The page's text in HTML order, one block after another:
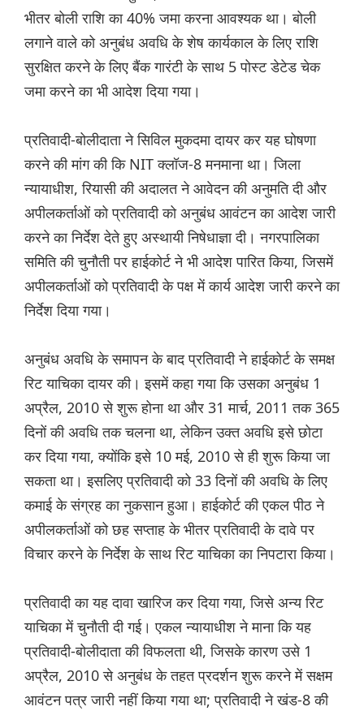
भीतर बोली राशि का 40% जमा करना आवश्यक था। बोली
लगाने वाले को अनुबंध अवधि के शेष कार्यकाल के लिए राशि
सुरक्षित करने के लिए बैंक गारंटी के साथ 5 पोस्ट डेटेड चेक
जमा करने का भी आदेश दिया गया।
प्रतिवादी-बोलीदाता ने सिविल मुकदमा दायर कर यह घोषणा
करने की मांग की कि NIT क्लॉज-8 मनमाना था। जिला
न्यायाधीश, रियासी की अदालत ने आवेदन की अनुमति दी और
अपीलकर्ताओं को प्रतिवादी को अनुबंध आवंटन का आदेश जारी
करने का निर्देश देते हुए अस्थायी निषेधाज्ञा दी। नगरपालिका
समिति की चुनौती पर हाईकोर्ट ने भी आदेश पारित किया, जिसमें
अपीलकर्ताओं को प्रतिवादी के पक्ष में कार्य आदेश जारी करने का
निर्देश दिया गया।
अनुबंध अवधि के समापन के बाद प्रतिवादी ने हाईकोर्ट के समक्ष
रिट याचिका दायर की। इसमें कहा गया कि उसका अनुबंध 1
अप्रैल, 2010 से शुरू होना था और 31 मार्च, 2011 तक 365
दिनों की अवधि तक चलना था, लेकिन उक्त अवधि इसे छोटा
कर दिया गया, क्योंकि इसे 10 मई, 2010 से ही शुरू किया जा
सकता था। इसलिए प्रतिवादी को 33 दिनों की अवधि के लिए
कमाई के संग्रह का नुकसान हुआ। हाईकोर्ट की एकल पीठ ने
अपीलकर्ताओं को छह सप्ताह के भीतर प्रतिवादी के दावे पर
विचार करने के निर्देश के साथ रिट याचिका का निपटारा किया।
प्रतिवादी का यह दावा खारिज कर दिया गया, जिसे अन्य रिट
याचिका में चुनौती दी गई। एकल न्यायाधीश ने माना कि यह
प्रतिवादी-बोलीदाता की विफलता थी, जिसके कारण उसे 1
अप्रैल, 2010 से अनुबंध के तहत प्रदर्शन शुरू करने में सक्षम
आवंटन पत्र जारी नहीं किया गया था; प्रतिवादी ने खंड-8 की